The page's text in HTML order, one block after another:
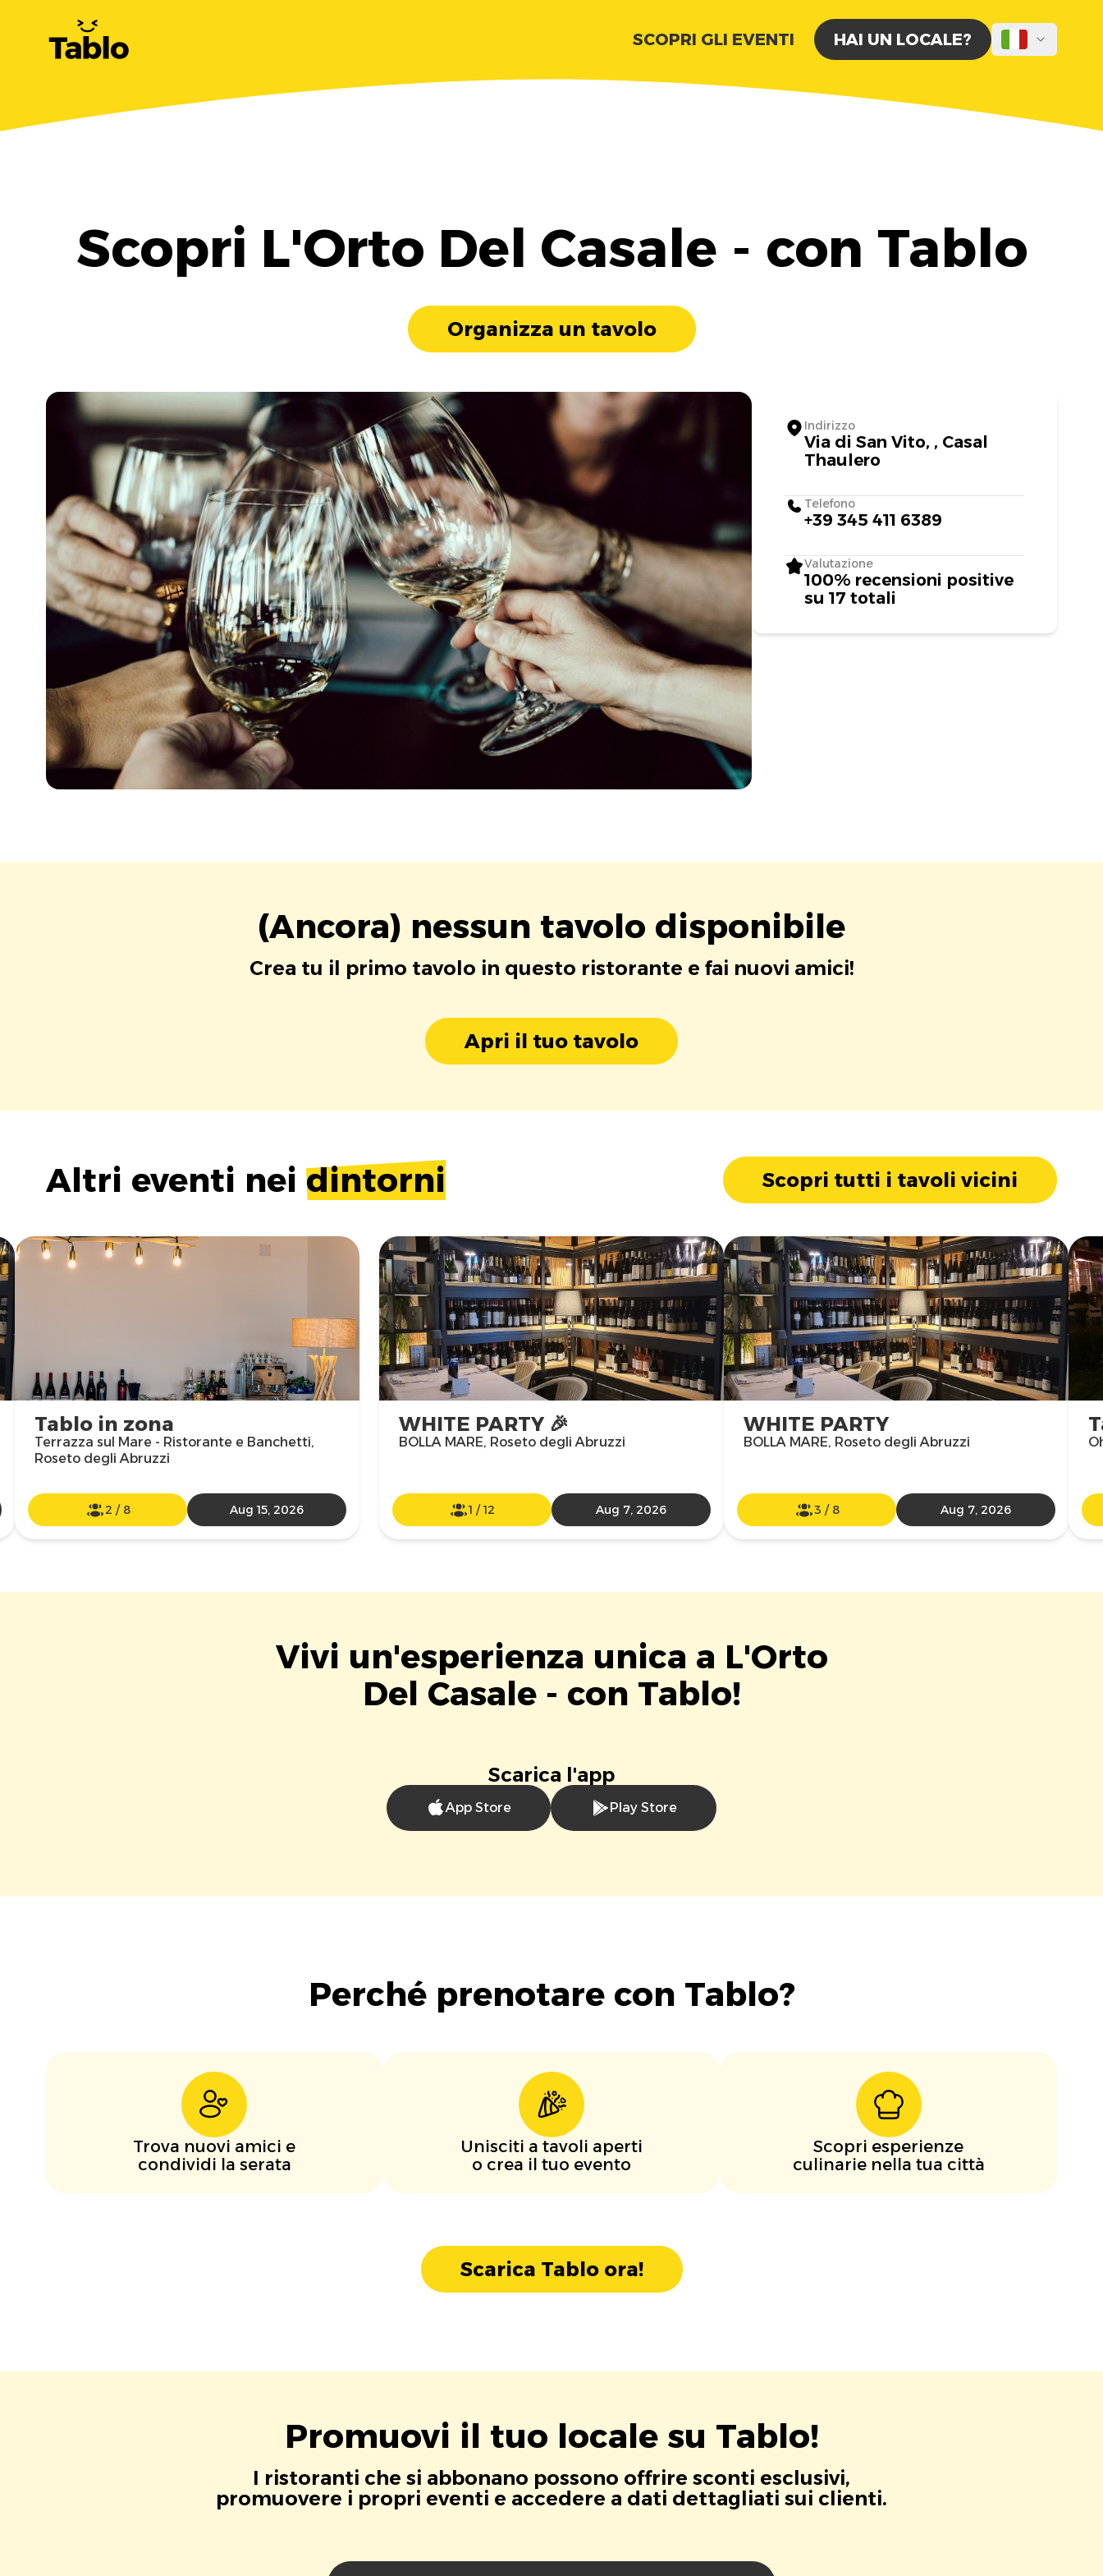
SCOPRI GLI EVENTI HAI UN LOCALE?
Scopri L'Orto Del Casale - con Tablo
Organizza un tavolo
Indirizzo
Via di San Vito, , Casal
Thaulero
Telefono
+39 345 411 6389
Valutazione
100% recensioni positive
su 17 totali
(Ancora) nessun tavolo disponibile
Crea tu il primo tavolo in questo ristorante e fai nuovi amici!
Apri il tuo tavolo
Altri eventi nei dintorni Scopri tutti i tavoli vicini
WHITE PARTY 🎉
BOLLA MARE, Roseto degli Abruzzi
1 /12 Aug 7, 2026
WHITE PARTY
BOLLA MARE, Roseto degli Abruzzi
3 / 8 Aug 7, 2026
Tablo in zona
Terrazza sul Mare - Ristorante e Banchetti,
Roseto degli Abruzzi
2 / 8 Aug 15, 2026
Vivi un'esperienza unica a L'Orto
Del Casale - con Tablo!
Scarica l'app
App Store Play Store
Perché prenotare con Tablo?
Trova nuovi amici e
condividi la serata
Unisciti a tavoli aperti
o crea il tuo evento
Scopri esperienze
culinarie nella tua città
Scarica Tablo ora!
Promuovi il tuo locale su Tablo!
I ristoranti che si abbonano possono offrire sconti esclusivi,
promuovere i propri eventi e accedere a dati dettagliati sui clienti.